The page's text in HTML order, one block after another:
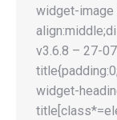
widget-image
v3.6.8 – 27-
widget-